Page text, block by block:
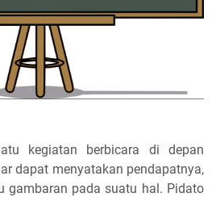
kegiatan berbicara di depan
dapat menyatakan pendapatnya,
gambaran pada suatu hal. Pidato